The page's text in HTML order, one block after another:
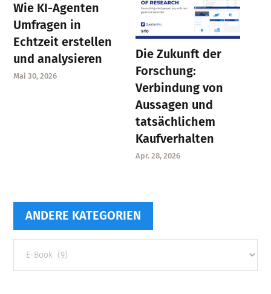
Wie KI-Agenten
Umfragen in
Echtzeit erstellen
und analysieren
Mai 30, 2026
Die Zukunft der
Forschung:
Verbindung von
Aussagen und
tatsächlichem
Kaufverhalten
Apr. 28, 2026
ANDERE KATEGORIEN
Kategorien